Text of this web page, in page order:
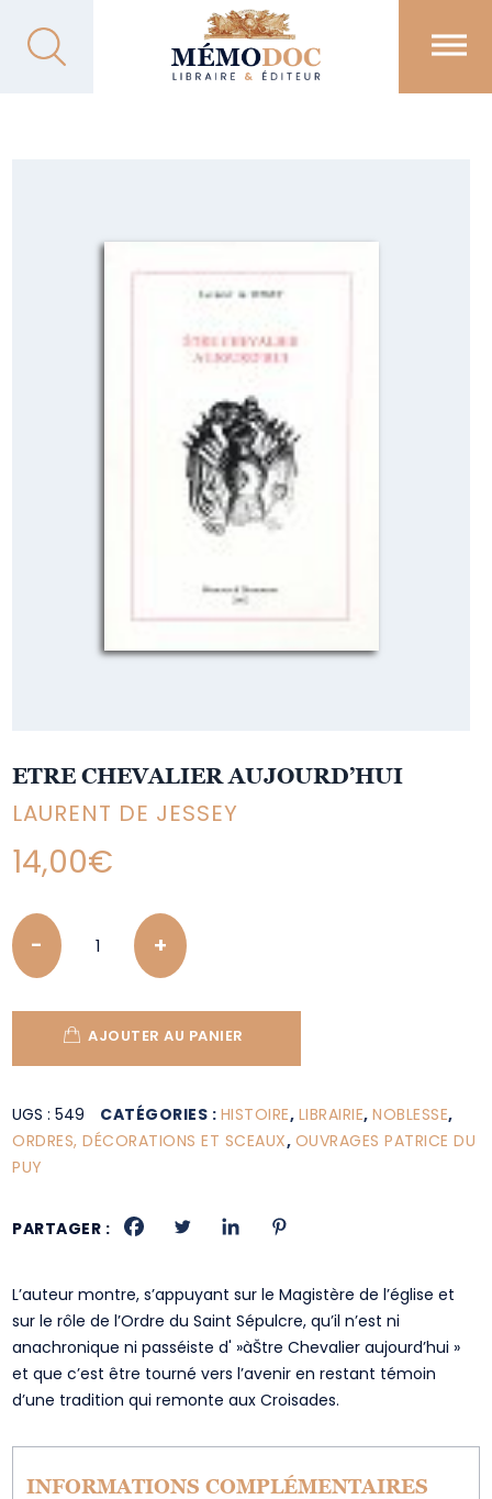
ETRE CHEVALIER AUJOURD’HUI
LAURENT DE JESSEY
14,00€
Quantity
AJOUTER AU PANIER
UGS :549 CATÉGORIES : HISTOIRE, LIBRAIRIE,NOBLESSE,
ORDRES, DÉCORATIONS ET SCEAUX, OUVRAGES PATRICE DU
PUY
PARTAGER :
L’auteur montre, s’appuyant sur le Magistère de l’église et
sur le rôle de l’Ordre du Saint Sépulcre, qu’il n’est ni
anachronique ni passéiste d' »àŠtre Chevalier aujourd’hui »
et que c’est être tourné vers l’avenir en restant témoin
d’une tradition qui remonte aux Croisades.
INFORMATIONS COMPLÉMENTAIRES